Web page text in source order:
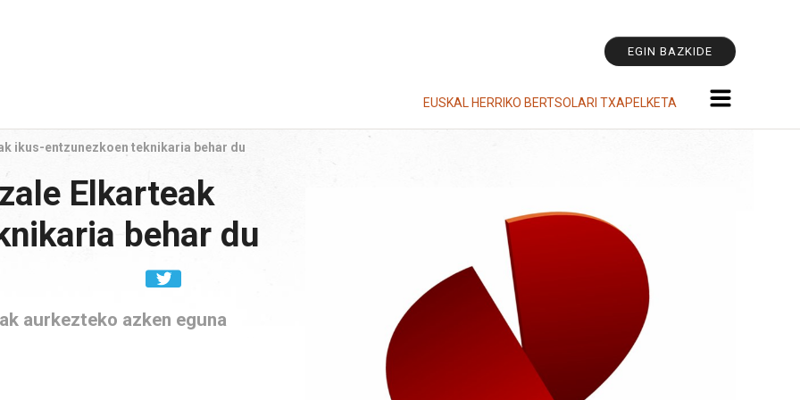
EGIN BAZKIDE
EUSKAL HERRIKO BERTSOLARI TXAPELKETA
ikus-entzunezkoen teknikaria behar du
Elkarteak
behar du
aurkezteko azken eguna